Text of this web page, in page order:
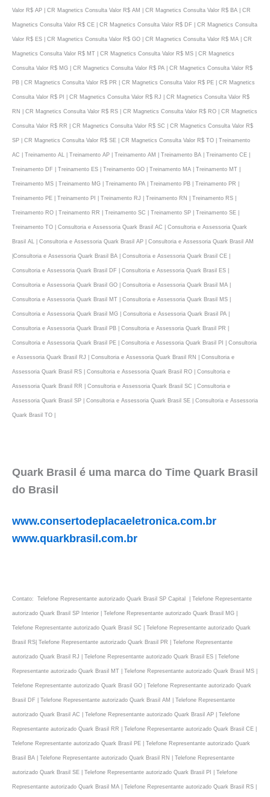
Valor R$ AP | CR Magnetics Consulta Valor R$ AM | CR Magnetics Consulta Valor R$ BA | CR
Magnetics Consulta Valor R$ CE | CR Magnetics Consulta Valor R$ DF | CR Magnetics Consulta
Valor R$ ES | CR Magnetics Consulta Valor R$ GO | CR Magnetics Consulta Valor R$ MA | CR
Magnetics Consulta Valor R$ MT | CR Magnetics Consulta Valor R$ MS | CR Magnetics
Consulta Valor R$ MG | CR Magnetics Consulta Valor R$ PA | CR Magnetics Consulta Valor R$
PB | CR Magnetics Consulta Valor R$ PR | CR Magnetics Consulta Valor R$ PE | CR Magnetics
Consulta Valor R$ PI | CR Magnetics Consulta Valor R$ RJ | CR Magnetics Consulta Valor R$
RN | CR Magnetics Consulta Valor R$ RS | CR Magnetics Consulta Valor R$ RO | CR Magnetics
Consulta Valor R$ RR | CR Magnetics Consulta Valor R$ SC | CR Magnetics Consulta Valor R$
SP | CR Magnetics Consulta Valor R$ SE | CR Magnetics Consulta Valor R$ TO | Treinamento
AC | Treinamento AL | Treinamento AP | Treinamento AM | Treinamento BA | Treinamento CE |
Treinamento DF | Treinamento ES | Treinamento GO | Treinamento MA | Treinamento MT |
Treinamento MS | Treinamento MG | Treinamento PA | Treinamento PB | Treinamento PR |
Treinamento PE | Treinamento PI | Treinamento RJ | Treinamento RN | Treinamento RS |
Treinamento RO | Treinamento RR | Treinamento SC | Treinamento SP | Treinamento SE |
Treinamento TO | Consultoria e Assessoria Quark Brasil AC | Consultoria e Assessoria Quark
Brasil AL | Consultoria e Assessoria Quark Brasil AP | Consultoria e Assessoria Quark Brasil AM
|Consultoria e Assessoria Quark Brasil BA | Consultoria e Assessoria Quark Brasil CE |
Consultoria e Assessoria Quark Brasil DF | Consultoria e Assessoria Quark Brasil ES |
Consultoria e Assessoria Quark Brasil GO | Consultoria e Assessoria Quark Brasil MA |
Consultoria e Assessoria Quark Brasil MT | Consultoria e Assessoria Quark Brasil MS |
Consultoria e Assessoria Quark Brasil MG | Consultoria e Assessoria Quark Brasil PA |
Consultoria e Assessoria Quark Brasil PB | Consultoria e Assessoria Quark Brasil PR |
Consultoria e Assessoria Quark Brasil PE | Consultoria e Assessoria Quark Brasil PI | Consultoria
e Assessoria Quark Brasil RJ | Consultoria e Assessoria Quark Brasil RN | Consultoria e
Assessoria Quark Brasil RS | Consultoria e Assessoria Quark Brasil RO | Consultoria e
Assessoria Quark Brasil RR | Consultoria e Assessoria Quark Brasil SC | Consultoria e
Assessoria Quark Brasil SP | Consultoria e Assessoria Quark Brasil SE | Consultoria e Assessoria
Quark Brasil TO |
Quark Brasil é uma marca do Time Quark Brasil
do Brasil
www.consertodeplacaeletronica.com.br
www.quarkbrasil.com.br
Contato: Telefone Representante autorizado Quark Brasil SP Capital | Telefone Representante
autorizado Quark Brasil SP Interior | Telefone Representante autorizado Quark Brasil MG |
Telefone Representante autorizado Quark Brasil SC | Telefone Representante autorizado Quark
Brasil RS| Telefone Representante autorizado Quark Brasil PR | Telefone Representante
autorizado Quark Brasil RJ | Telefone Representante autorizado Quark Brasil ES | Telefone
Representante autorizado Quark Brasil MT | Telefone Representante autorizado Quark Brasil MS |
Telefone Representante autorizado Quark Brasil GO | Telefone Representante autorizado Quark
Brasil DF | Telefone Representante autorizado Quark Brasil AM | Telefone Representante
autorizado Quark Brasil AC | Telefone Representante autorizado Quark Brasil AP | Telefone
Representante autorizado Quark Brasil RR | Telefone Representante autorizado Quark Brasil CE |
Telefone Representante autorizado Quark Brasil PE | Telefone Representante autorizado Quark
Brasil BA | Telefone Representante autorizado Quark Brasil RN | Telefone Representante
autorizado Quark Brasil SE | Telefone Representante autorizado Quark Brasil PI | Telefone
Representante autorizado Quark Brasil MA | Telefone Representante autorizado Quark Brasil RS |